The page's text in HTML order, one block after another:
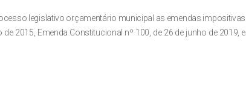
legislativo orçamentário municipal as emendas impositivas
2015, Emenda Constitucional nº 100, de 26 de junho de 2019, e